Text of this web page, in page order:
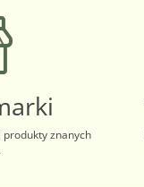
znanych